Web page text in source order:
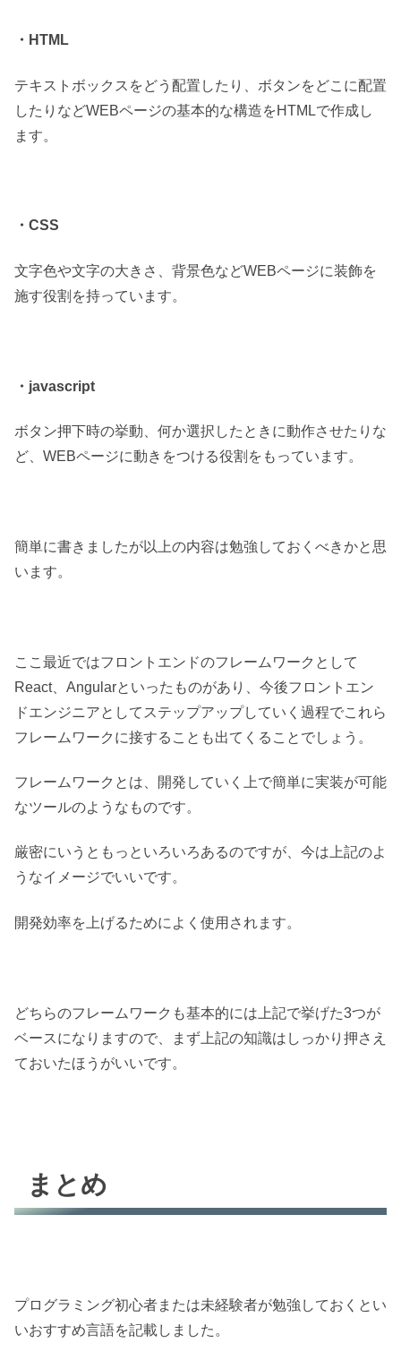
・HTML
テキストボックスをどう配置したり、ボタンをどこに配置
したりなどWEBページの基本的な構造をHTMLで作成し
ます。
・CSS
文字色や文字の大きさ、背景色などWEBページに装飾を
施す役割を持っています。
・javascript
ボタン押下時の挙動、何か選択したときに動作させたりな
ど、WEBページに動きをつける役割をもっています。
簡単に書きましたが以上の内容は勉強しておくべきかと思
います。
ここ最近ではフロントエンドのフレームワークとして
React、Angularといったものがあり、今後フロントエン
ドエンジニアとしてステップアップしていく過程でこれら
フレームワークに接することも出てくることでしょう。
フレームワークとは、開発していく上で簡単に実装が可能
なツールのようなものです。
厳密にいうともっといろいろあるのですが、今は上記のよ
うなイメージでいいです。
開発効率を上げるためによく使用されます。
どちらのフレームワークも基本的には上記で挙げた3つが
ベースになりますので、まず上記の知識はしっかり押さえ
ておいたほうがいいです。
まとめ
プログラミング初心者または未経験者が勉強しておくとい
いおすすめ言語を記載しました。